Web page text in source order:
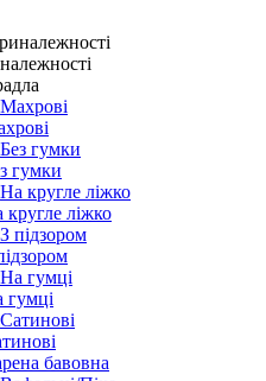
гумки
кругле ліжко
гумці
бавовна